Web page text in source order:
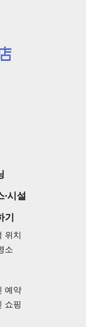
·시설
기
위치
소
예약
쇼핑